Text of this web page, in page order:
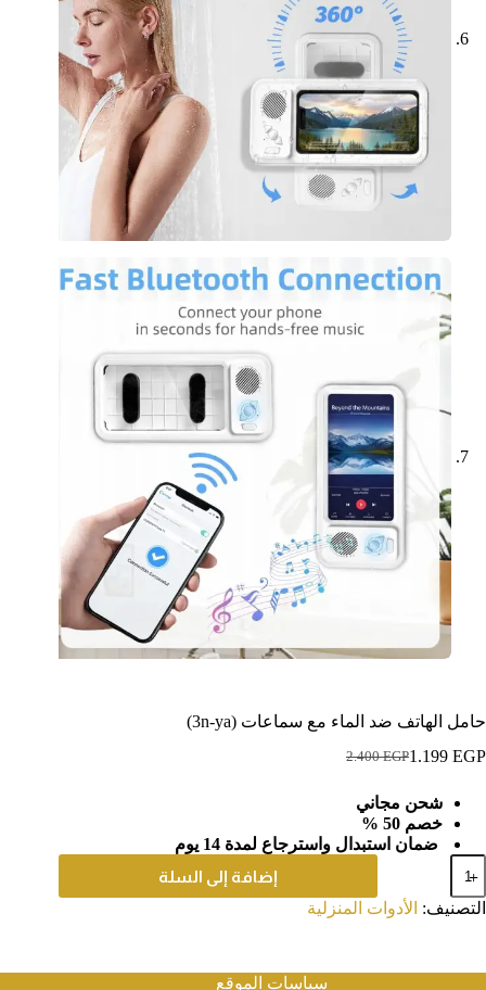
حامل الهاتف ضد الماء مع سماعات (3n-ya)
2.400EGP
السعر
هو:
2.400 EGP.
1.199 EGP
السعر
هو:
1.199 EGP.
شحن مجاني
خصم 50 %
ضمان استبدال واسترجاع لمدة 14 يوم
كمية
حامل
الهاتف
إضافة إلى السلة
التصنيف: الأدوات المنزلية
سياسات الموقع